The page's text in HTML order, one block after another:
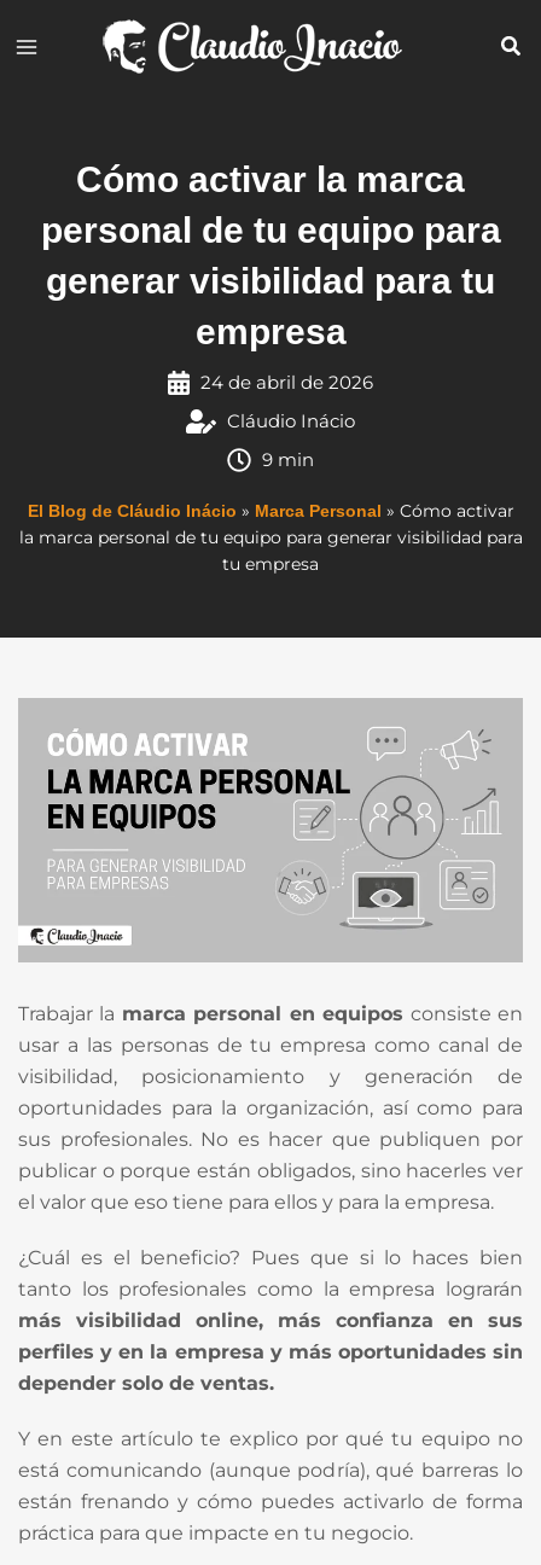
Cómo activar la marca
personal de tu equipo para
generar visibilidad para tu
empresa
24 de abril de 2026
Cláudio Inácio
9 min
El Blog de Cláudio Inácio » Marca Personal » Cómo activar
la marca personal de tu equipo para generar visibilidad para
tu empresa
Trabajar la marca personal en equipos consiste en
usar a las personas de tu empresa como canal de
visibilidad, posicionamiento y generación de
oportunidades para la organización, así como para
sus profesionales. No es hacer que publiquen por
publicar o porque están obligados, sino hacerles ver
el valor que eso tiene para ellos y para la empresa.
¿Cuál es el beneficio? Pues que si lo haces bien
tanto los profesionales como la empresa lograrán
más visibilidad online, más confianza en sus
perfiles y en la empresa y más oportunidades sin
depender solo de ventas.
Y en este artículo te explico por qué tu equipo no
está comunicando (aunque podría), qué barreras lo
están frenando y cómo puedes activarlo de forma
práctica para que impacte en tu negocio.